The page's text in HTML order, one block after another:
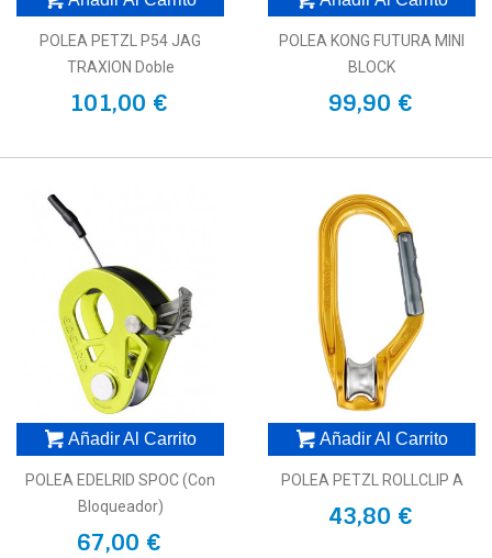
POLEA PETZL P54 JAG
TRAXION Doble
101,00 €
POLEA KONG FUTURA MINI
BLOCK
99,90 €
Añadir Al Carrito
POLEA EDELRID SPOC (con
Bloqueador)
67,00 €
Añadir Al Carrito
POLEA PETZL ROLLCLIP A
43,80 €